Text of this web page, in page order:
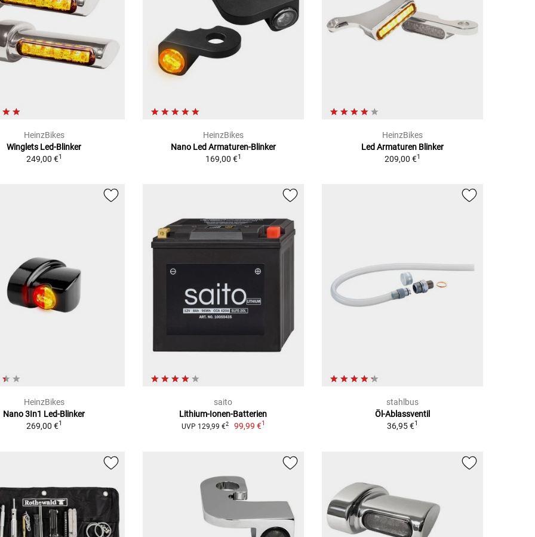
HeinzBikes
Winglets Led-Blinker
249,00 €1
HeinzBikes
Nano Led Armaturen-Blinker
169,00 €1
HeinzBikes
Led Armaturen Blinker
209,00 €1
HeinzBikes
Nano 3In1 Led-Blinker
269,00 €1
saito
Lithium-Ionen-Batterien
UVP 129,99 €2 99,99 €1
stahlbus
Öl-Ablassventil
36,95 €1